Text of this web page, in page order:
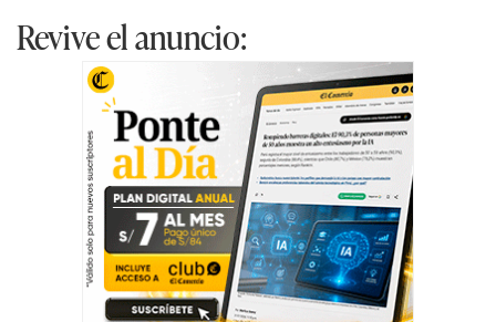
Revive el anuncio: